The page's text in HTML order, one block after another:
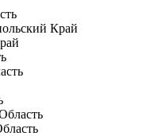
Край